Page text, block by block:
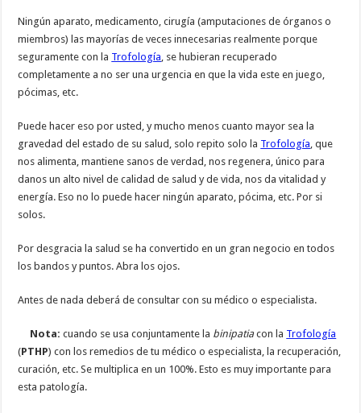
Ningún aparato, medicamento, cirugía (amputaciones de órganos o
miembros) las mayorías de veces innecesarias realmente porque
seguramente con la Trofología , se hubieran recuperado
completamente a no ser una urgencia en que la vida este en juego,
pócimas, etc.
Puede hacer eso por usted, y mucho menos cuanto mayor sea la
gravedad del estado de su salud, solo repito solo la Trofología , que
nos alimenta, mantiene sanos de verdad, nos regenera, único para
danos un alto nivel de calidad de salud y de vida, nos da vitalidad y
energía. Eso no lo puede hacer ningún aparato, pócima, etc. Por si
solos.
Por desgracia la salud se ha convertido en un gran negocio en todos
los bandos y puntos. Abra los ojos.
Antes de nada deberá de consultar con su médico o especialista.
Nota:cuando se usa conjuntamente la binipatiacon la Trofología
(PTHP) con los remedios de tu médico o especialista, la recuperación,
curación, etc. Se multiplica en un 100%. Esto es muy importante para
esta patología.